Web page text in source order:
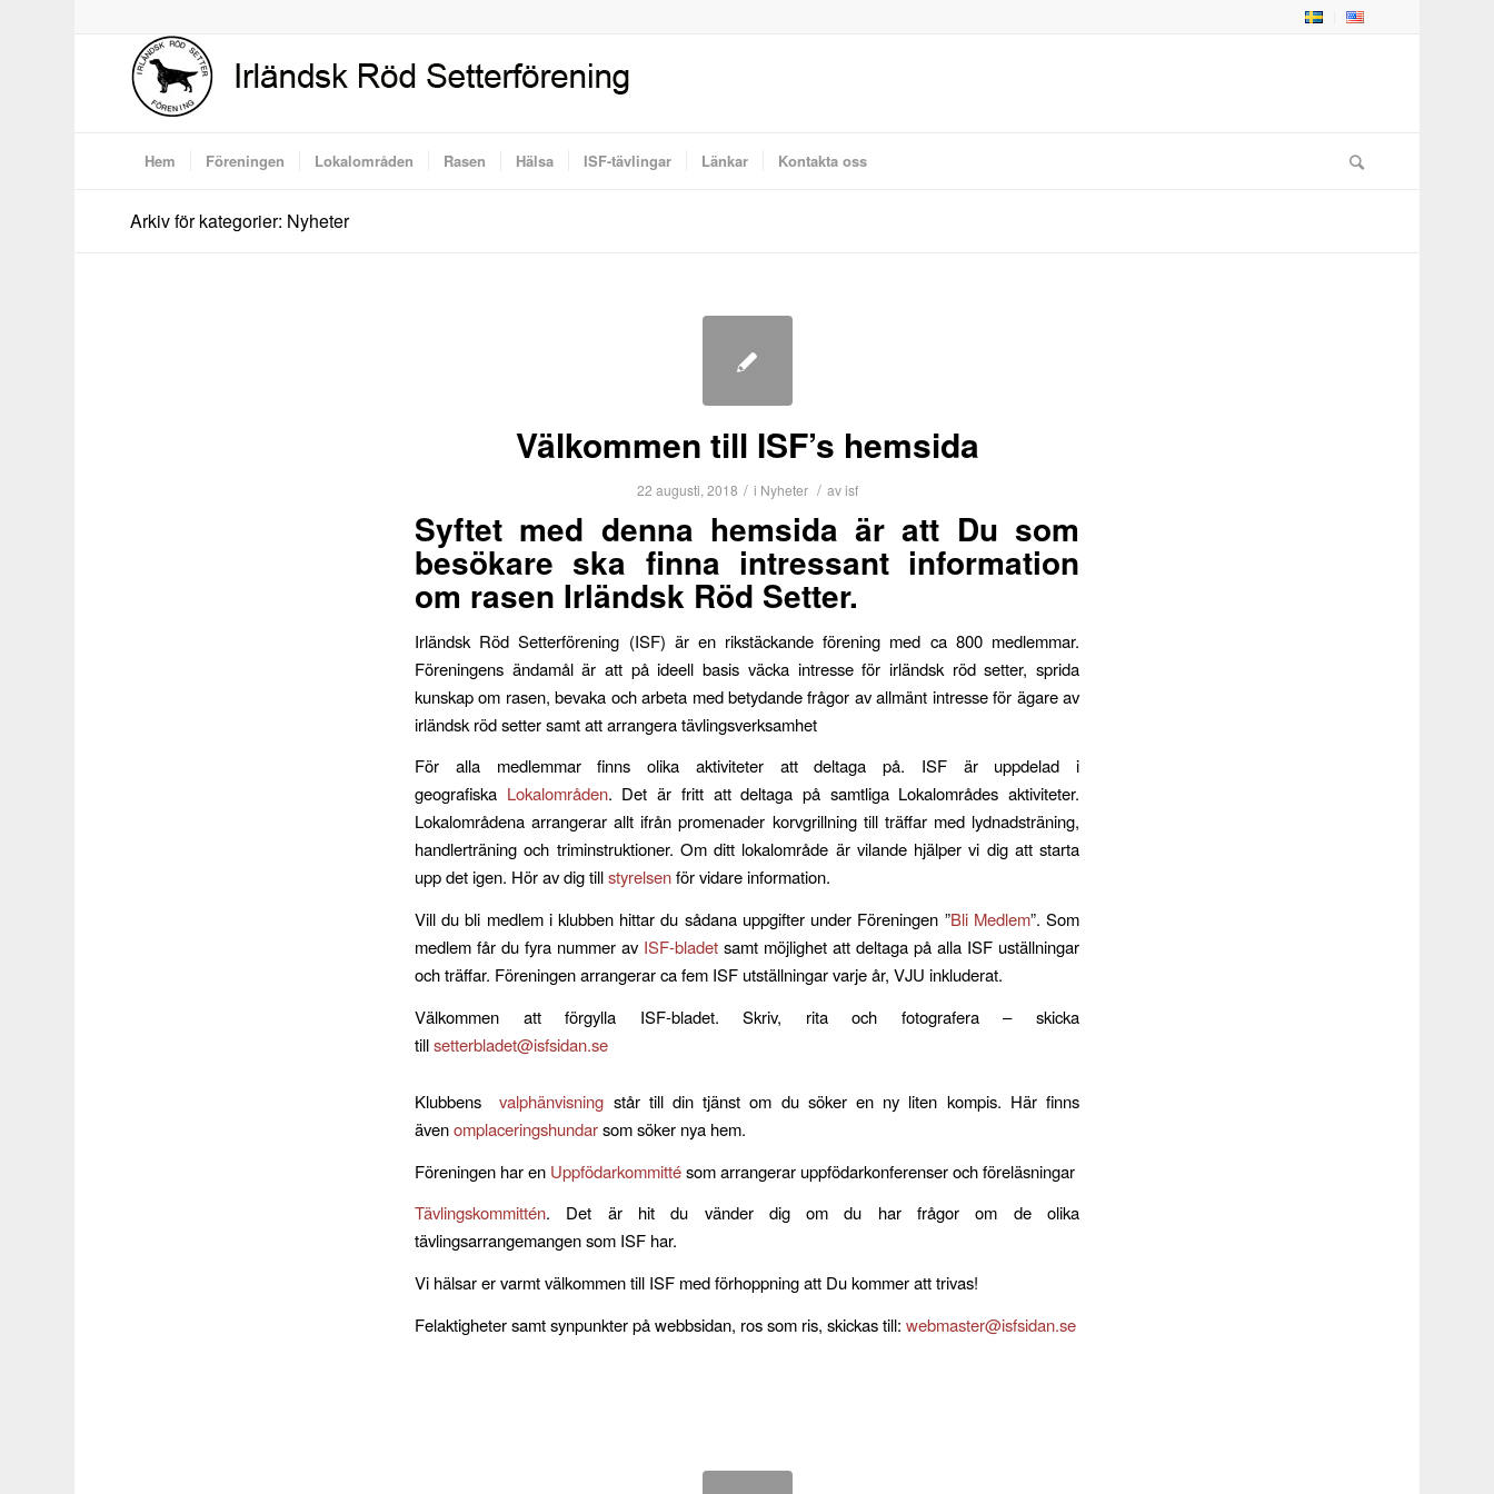
Hem Föreningen Lokalområden Rasen Hälsa ISF-tävlingar Länkar Kontakta oss
Arkiv för kategorier: Nyheter
Välkommen till ISF’s hemsida
22 augusti, 2018 / i Nyheter / avisf
Syftet med denna hemsida är att Du som
besökare ska finna intressant information
om rasen Irländsk Röd Setter.
Irländsk Röd Setterförening (ISF) är en rikstäckande förening med ca 800 medlemmar.
Föreningens ändamål är att på ideell basis väcka intresse för irländsk röd setter, sprida
kunskap om rasen, bevaka och arbeta med betydande frågor av allmänt intresse för ägare av
irländsk röd setter samt att arrangera tävlingsverksamhet
För alla medlemmar finns olika aktiviteter att deltaga på. ISF är uppdelad i
geografiska Lokalområden. Det är fritt att deltaga på samtliga Lokalområdes aktiviteter.
Lokalområdena arrangerar allt ifrån promenader korvgrillning till träffar med lydnadsträning,
handlerträning och triminstruktioner. Om ditt lokalområde är vilande hjälper vi dig att starta
upp det igen. Hör av dig tillstyrelsenför vidare information.
Vill du bli medlem i klubben hittar du sådana uppgifter under Föreningen ”Bli Medlem”. Som
medlem får du fyra nummer av ISF-bladet samt möjlighet att deltaga på alla ISF uställningar
och träffar. Föreningen arrangerar ca fem ISF utställningar varje år, VJU inkluderat.
Välkommen att förgylla ISF-bladet. Skriv, rita och fotografera – skicka
tillsetterbladet@isfsidan.se
Klubbensvalphänvisning står till din tjänst om du söker en ny liten kompis. Här finns
ävenomplaceringshundarsom söker nya hem.
Föreningen har en Uppfödarkommittésom arrangerar uppfödarkonferenser och föreläsningar
Tävlingskommittén. Det är hit du vänder dig om du har frågor om de olika
tävlingsarrangemangen som ISF har.
Vi hälsar er varmt välkommen till ISF med förhoppning att Du kommer att trivas!
Felaktigheter samt synpunkter på webbsidan, ros som ris, skickas till: webmaster@isfsidan.se